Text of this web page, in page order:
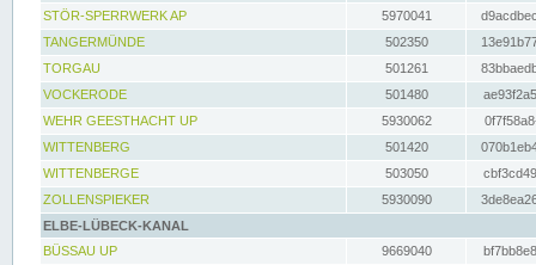
STÖR-SPERRWERK AP 5970041
TANGERMÜNDE
502350
TORGAU
501261
VOCKERODE
501480
WEHR GEESTHACHT UP
5930062
WITTENBERG
501420
WITTENBERGE
503050
ZOLLENSPIEKER
5930090
ELBE-LÜBECK-KANAL
BÜSSAU UP
9669040